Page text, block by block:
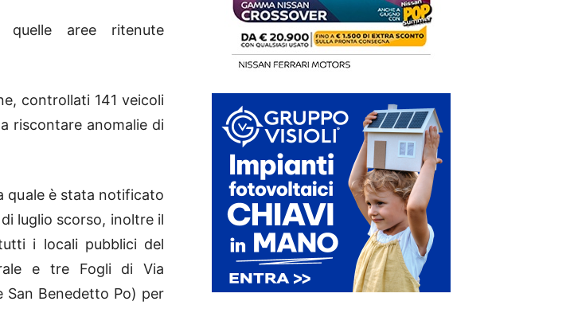
aree ritenute
controllati 141 veicoli
riscontare anomalie di
quale è stata notificato
luglio scorso, inoltre il
i locali pubblici del
e tre Fogli di Via
San Benedetto Po) per